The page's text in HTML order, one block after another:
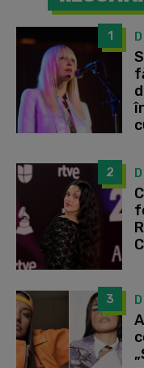
1
2
3